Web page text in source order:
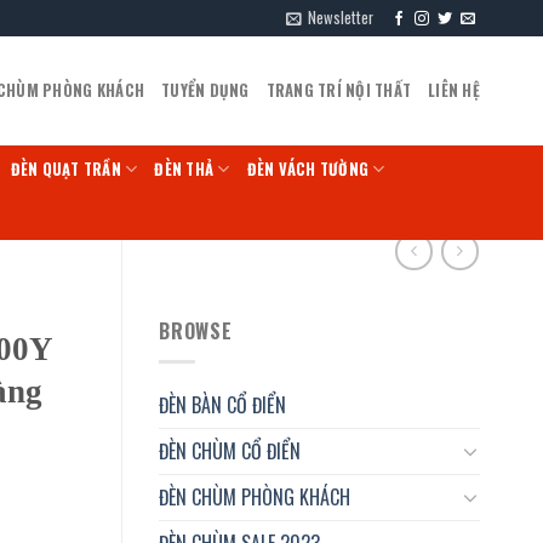
Newsletter
PHÒNG KHÁCH TUYỂN DỤNG TRANG TRÍ NỘI THẤT LIÊN HỆ
ĐÈN QUẠT TRẦN ĐÈN THẢ ĐÈN VÁCH TƯỜNG
BROWSE
ĐÈN BÀN CỔ ĐIỂN
ĐÈN CHÙM CỔ ĐIỂN
ĐÈN CHÙM PHÒNG KHÁCH